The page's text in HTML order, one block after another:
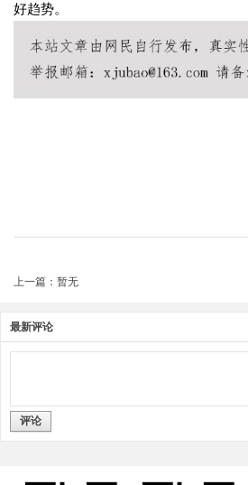
好趋势。
上一篇：暂无
最新评论
评论